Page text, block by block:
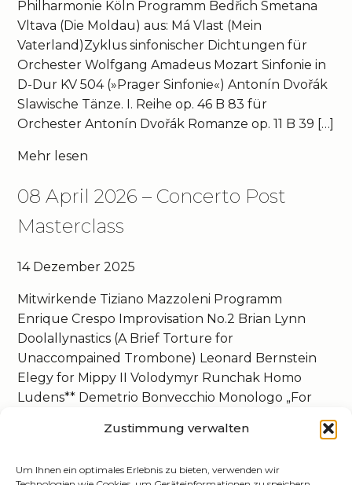
Zustimmung verwalten
Um Ihnen ein optimales Erlebnis zu bieten, verwenden wir
Philharmonie Köln Programm Bedřich Smetana
Vltava (Die Moldau) aus: Má Vlast (Mein
Vaterland)Zyklus sinfonischer Dichtungen für
Orchester Wolfgang Amadeus Mozart Sinfonie in
D-Dur KV 504 (»Prager Sinfonie«) Antonín Dvořák
Slawische Tänze. I. Reihe op. 46 B 83 für
Orchester Antonín Dvořák Romanze op. 11 B 39 […]
Mehr lesen
08 April 2026 – Concerto Post
Masterclass
14 Dezember 2025
Mitwirkende Tiziano Mazzoleni Programm
Enrique Crespo Improvisation No.2 Brian Lynn
Doolallynastics (A Brief Torture for
Unaccompained Trombone) Leonard Bernstein
Elegy for Mippy II Volodymyr Runchak Homo
Ludens** Demetrio Bonvecchio Monologo „For
Peace“* Nelly LiPuma Foglio d’Album No. 2** Mike
Svoboda Konzertetüde Nr.2 „Wawa“